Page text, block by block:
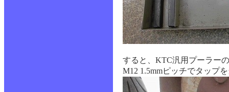
すると、KTC汎用プーラー
M12 1.5mmピッチでタップ